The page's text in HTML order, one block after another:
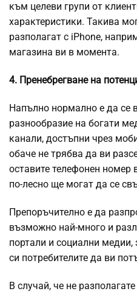
към целеви групи от
характеристики. Такива
разполагат с iPhone,
магазина ви в момента.
4. Пренебрегване на
Напълно нормално е да се
разнообразие на богати
канали, достъпни чрез
обаче не трябва да ви
оставите телефонен
по-лесно ще могат да се
Препоръчително е да
възможно най-много и
портали и социални медии,
си потребителите да ви
В случай, че не